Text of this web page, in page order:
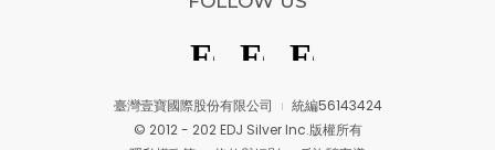
臺灣壹寶國際股份有限公司
統編56143424
© 2012 - 202 EDJ Silver Inc.版權所有